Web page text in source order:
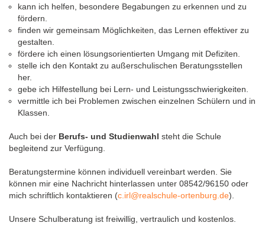
kann ich helfen, besondere Begabungen zu erkennen und zu
fördern.
finden wir gemeinsam Möglichkeiten, das Lernen effektiver zu
gestalten.
fördere ich einen lösungsorientierten Umgang mit Defiziten.
stelle ich den Kontakt zu außerschulischen Beratungsstellen
her.
gebe ich Hilfestellung bei Lern- und Leistungsschwierigkeiten.
vermittle ich bei Problemen zwischen einzelnen Schülern und in
Klassen.
Auch bei der Berufs- und Studienwahl steht die Schule
begleitend zur Verfügung.
Beratungstermine können individuell vereinbart werden. Sie
können mir eine Nachricht hinterlassen unter 08542/96150 oder
mich schriftlich kontaktieren (c.irl@realschule-ortenburg.de).
Unsere Schulberatung ist freiwillig, vertraulich und kostenlos.